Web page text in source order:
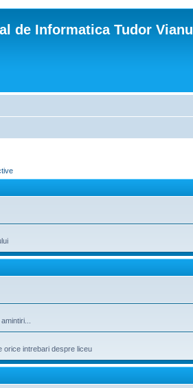
de Informatica Tudor Vianu
orice intrebari despre liceu